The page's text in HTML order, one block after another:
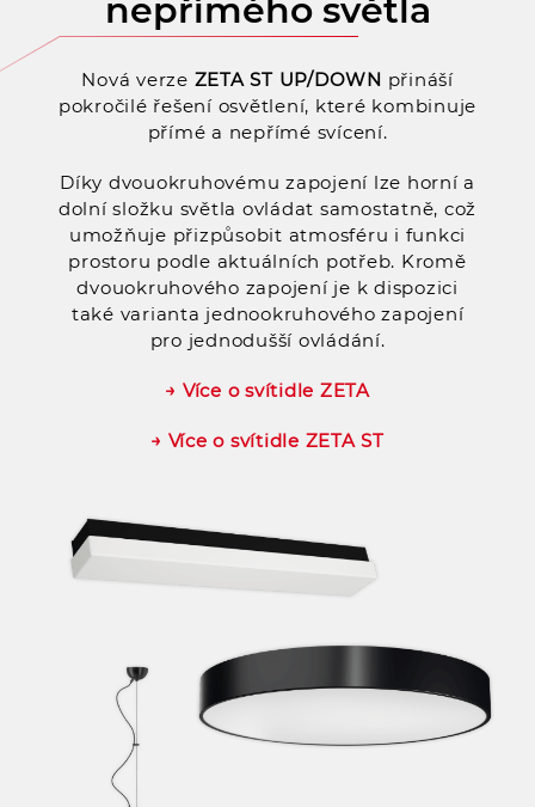
nepřímého světla
Nová verze ZETA ST UP/DOWN přináší
pokročilé řešení osvětlení, které kombinuje
přímé a nepřímé svícení.
Díky dvouokruhovému zapojení lze horní a
dolní složku světla ovládat samostatně, což
umožňuje přizpůsobit atmosféru i funkci
prostoru podle aktuálních potřeb. Kromě
dvouokruhového zapojení je k dispozici
také varianta jednookruhového zapojení
pro jednodušší ovládání.
→ Více o svítidle ZETA
→ Více o svítidle ZETA ST